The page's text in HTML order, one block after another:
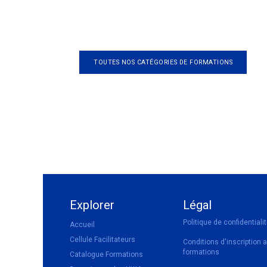
TOUTES NOS CATÉGORIES DE FORMATIONS
Explorer
Accueil
Cellule Facilitateurs
Catalogue Formations
Légal
Politique de
Conditions d'inscription
formations